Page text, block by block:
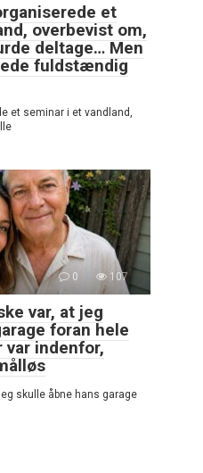
et
overbevist om,
deltage… Men
fuldstændig
et seminar i et vandland,
0 107
var, at jeg
foran hele
indenfor,
skulle åbne hans garage